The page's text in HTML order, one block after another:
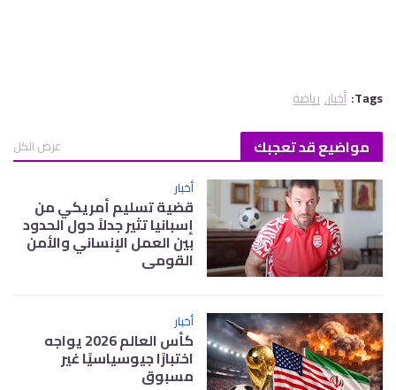
Tags: أخبار رياضة
مواضيع قد تعجبك
عرض الكل
أخبار
قضية تسليم أمريكي من
إسبانيا تثير جدلاً حول الحدود
بين العمل الإنساني والأمن
القومي
أخبار
كأس العالم 2026 يواجه
اختبارًا جيوسياسيًا غير
مسبوق